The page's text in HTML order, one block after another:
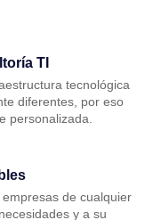
TI
tecnológica
diferentes, por eso
personalizada.
de cualquier
y a su